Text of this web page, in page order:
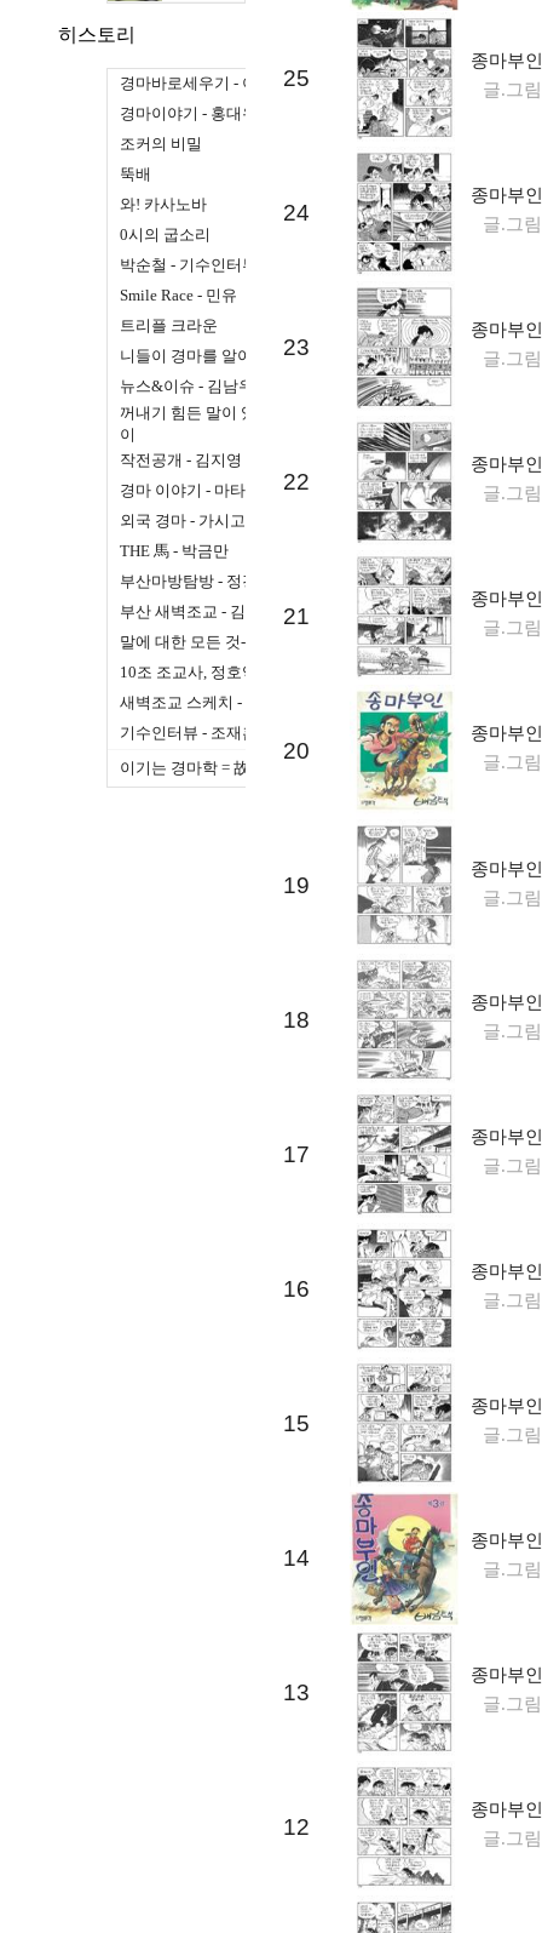
히스토리
경마바로세우기 - 이규승
경마이야기 - 홍대유
조커의 비밀
뚝배
와! 카사노바
0시의 굽소리
박순철 - 기수인터뷰
Smile Race - 민유
트리플 크라운
니들이 경마를 알아
뉴스&이슈 - 김남우
꺼내기 힘든 말이 있어 - 순돌
이
작전공개 - 김지영
경마 이야기 - 마타하리
외국 경마 - 가시고기
THE 馬 - 박금만
부산마방탐방 - 정경목
부산 새벽조교 - 김기경
말에 대한 모든 것- 馬ROOT
10조 조교사, 정호익입니다.
새벽조교 스케치 - 신승욱
기수인터뷰 - 조재흠
이기는 경마학 = 故안호국
25
종마부
글.그
24
종마부
글.그
23
종마부
글.그
22
종마부
글.그
21
종마부
글.그
20
종마부
글.그
19
종마부
글.그
18
종마부
글.그
17
종마부
글.그
16
종마부
글.그
15
종마부
글.그
14
종마부
글.그
13
종마부
글.그
12
종마부
글.그